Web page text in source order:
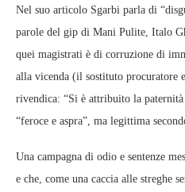
Nel suo articolo Sgarbi parla di
parole del gip di Mani Pulite, Italo
quei magistrati è di corruzione di
alla vicenda (il sostituto procuratore
rivendica: “Si è attribuito la
“feroce e aspra”, ma legittima
Una campagna di odio e sentenze
e che, come una caccia alle streghe